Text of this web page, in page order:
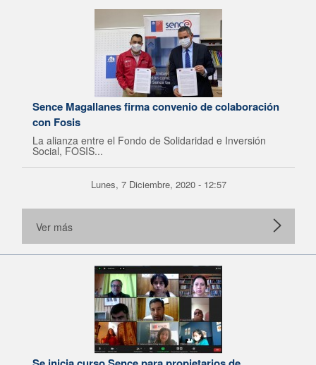
Sence Magallanes firma convenio de colaboración
con Fosis
La alianza entre el Fondo de Solidaridad e Inversión
Social, FOSIS...
Lunes, 7 Diciembre, 2020 - 12:57
Ver más